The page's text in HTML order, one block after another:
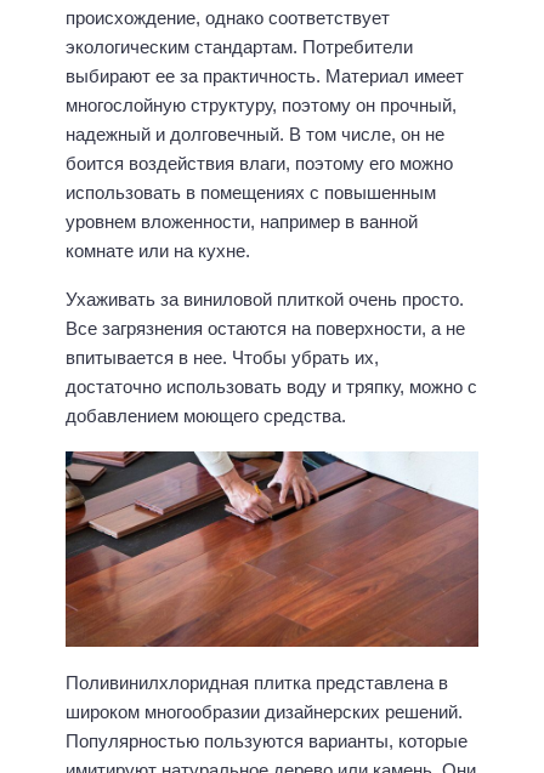
происхождение, однако соответствует
экологическим стандартам. Потребители
выбирают ее за практичность. Материал имеет
многослойную структуру, поэтому он прочный,
надежный и долговечный. В том числе, он не
боится воздействия влаги, поэтому его можно
использовать в помещениях с повышенным
уровнем вложенности, например в ванной
комнате или на кухне.
Ухаживать за виниловой плиткой очень просто.
Все загрязнения остаются на поверхности, а не
впитывается в нее. Чтобы убрать их,
достаточно использовать воду и тряпку, можно с
добавлением моющего средства.
Поливинилхлоридная плитка представлена в
широком многообразии дизайнерских решений.
Популярностью пользуются варианты, которые